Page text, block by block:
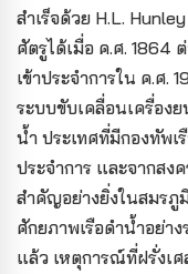
สำเร็จด้วย H.L.
ศัตรูได้เมื่อ ค.ศ. 1864
เข้าประจำการใน ค.ศ.
ระบบขับเคลื่อนเครื่อง
น้ำ ประเทศที่มีกองทัพเ
ประจำการ และจากสง
สำคัญอย่างยิ่งในสมรภู
ศักยภาพเรือดำน้ำอย่า
แล้ว เหตุการณ์ที่ฝรั่งเ